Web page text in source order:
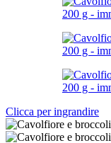
Clicca per ingrandire